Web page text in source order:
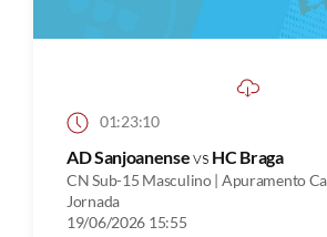
01:23:10
AD Sanjoanensevs HC Braga
CN Sub-15 Masculino | Apuramento
Jornada
19/06/2026 15:55